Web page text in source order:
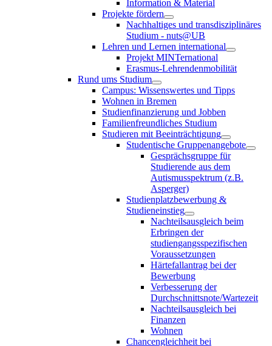
Information & Material
Projekte fördern
Nachhaltiges und transdisziplinäres
Studium - nuts@UB
Lehren und Lernen international
Projekt MINTernational
Erasmus-Lehrendenmobilität
Rund ums Studium
Campus: Wissenswertes und Tipps
Wohnen in Bremen
Studienfinanzierung und Jobben
Familienfreundliches Studium
Studieren mit Beeinträchtigung
Studentische Gruppenangebote
Gesprächsgruppe für
Studierende aus dem
Autismusspektrum (z.B.
Asperger)
Studienplatzbewerbung &
Studieneinstieg
Nachteilsausgleich beim
Erbringen der
studiengangsspezifischen
Voraussetzungen
Härtefallantrag bei der
Bewerbung
Verbesserung der
Durchschnittsnote/Wartezeit
Nachteilsausgleich bei
Finanzen
Wohnen
Chancengleichheit bei